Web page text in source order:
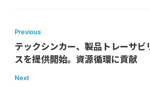
Previous
テックシンカー、製品トレーサビ
スを提供開始。資源循環に貢献
Next